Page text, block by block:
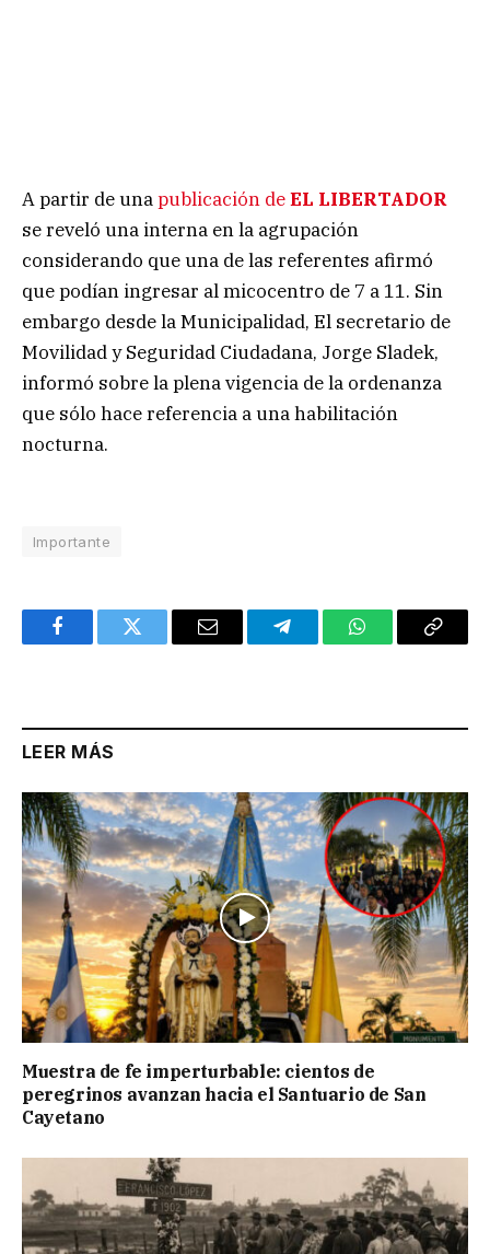
A partir de unapublicación deEL LIBERTADOR
se reveló una interna en la agrupación
considerando que una de las referentes afirmó
que podían ingresar al micocentro de 7 a 11. Sin
embargo desde la Municipalidad, El secretario de
Movilidad y Seguridad Ciudadana, Jorge Sladek,
informó sobre la plena vigencia de la ordenanza
que sólo hace referencia a una habilitación
nocturna.
Importante
FacebookTwitter Email TelegramWhatsAppCopy
LEER MÁS
Muestra de fe imperturbable: cientos de
peregrinos avanzan hacia el Santuario de San
Cayetano